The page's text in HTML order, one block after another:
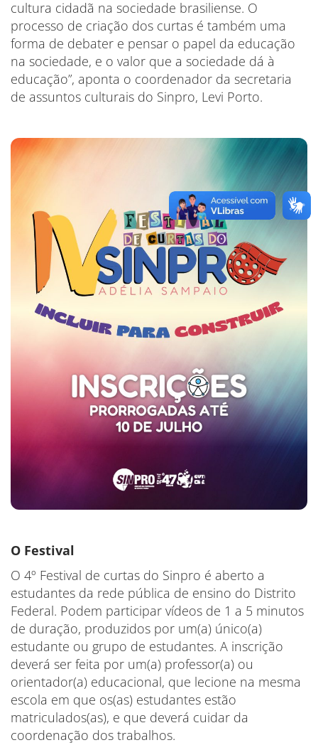
cultura cidadã na sociedade brasiliense. O
processo de criação dos curtas é também uma
forma de debater e pensar o papel da educação
na sociedade, e o valor que a sociedade dá à
educação”, aponta o coordenador da secretaria
de assuntos culturais do Sinpro, Levi Porto.
O Festival
O 4º Festival de curtas do Sinpro é aberto a
estudantes da rede pública de ensino do Distrito
Federal. Podem participar vídeos de 1 a 5 minutos
de duração, produzidos por um(a) único(a)
estudante ou grupo de estudantes. A inscrição
deverá ser feita por um(a) professor(a) ou
orientador(a) educacional, que lecione na mesma
escola em que os(as) estudantes estão
matriculados(as), e que deverá cuidar da
coordenação dos trabalhos.